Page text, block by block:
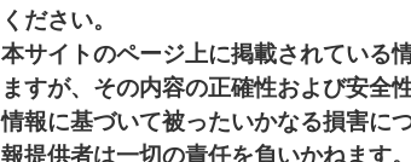
ください。
本サイトのページ上に掲載されている
ますが、その内容の正確性および安全
情報に基づいて被ったいかなる損害に
報提供者は一切の責任を負いかねます。